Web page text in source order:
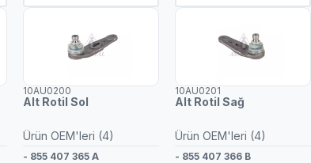
10AU0200
Alt Rotil Sol
Ürün OEM'leri (4)
- 855 407 365 A
10AU0201
Alt Rotil Sağ
Ürün OEM'leri (4)
- 855 407 366 B